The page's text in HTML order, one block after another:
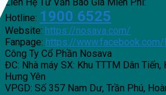
Hotline: 1900 6525
Website: https://nosava.com/
Fanpage: https://www.facebook.com/
Công Ty Cổ Phần Nosava
ĐC: Nhà máy SX: Khu TTTM Dân Tiến,
Hưng Yên
VPGD: Số 357 Nam Dư, Trần Phú,